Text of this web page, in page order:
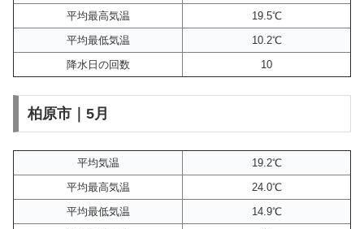
平均最高気温
19.5℃
平均最低気温
10.2℃
降水日の回数
10
柏原市｜5月
平均気温
19.2℃
平均最高気温
24.0℃
平均最低気温
14.9℃